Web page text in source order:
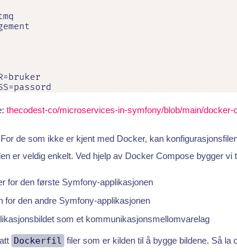
thecodest-co/microservices-in-symfony/blob/main/docker-
de som ikke er kjent med Docker, kan
er veldig enkelt. Ved hjelp av Docker Compose bygger vi
for den første Symfony-applikasjonen
for den andre Symfony-applikasjonen
som et kommunikasjonsmellomvarelag
Dockerfil filer som er kilden til å bygge bildene. Så la